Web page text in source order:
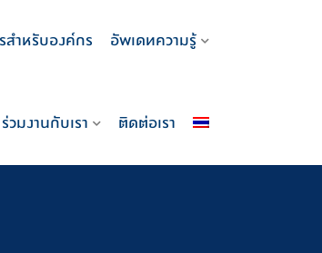
ำหรับองค์กร อัพเดทความรู้
ร่วมงานกับเรา ติดต่อเรา